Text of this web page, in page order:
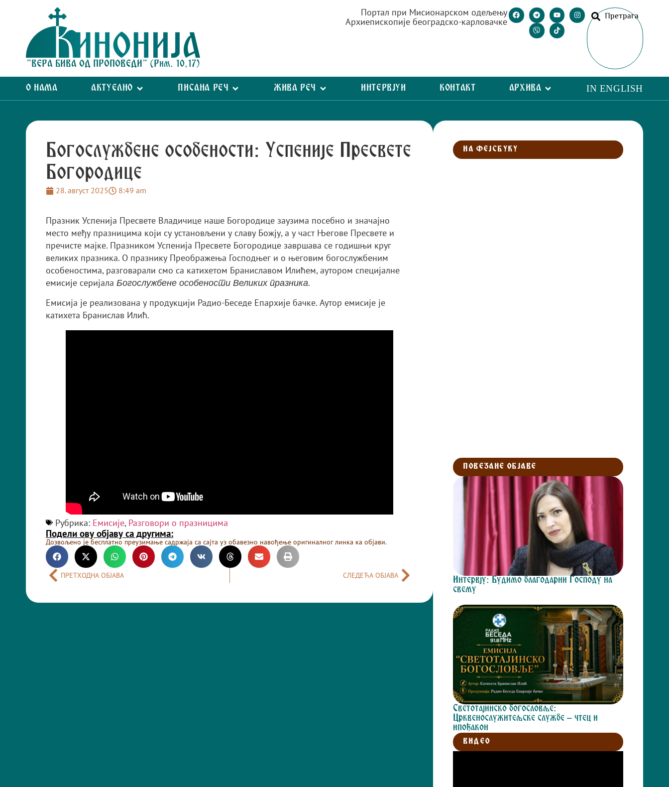
"ВЕРА БИВА ОД ПРОПОВЕДИ" (Рим. 10,17)
Портал при Мисионарском одељењу
Архиепископије београдско-карловачке
Претрага
О НАМА АКТУЕЛНО ПИСАНА РЕЧ ЖИВА РЕЧ ИНТЕРВЈУИ КОНТАКТ АРХИВА IN ENGLISH
Богослужбене особености: Успеније Пресвете
Богородице
28. август 2025 8:49 am
Празник Успенија Пресвете Владичице наше Богородице заузима посебно и значајно
место међу празницима који су установљени у славу Божју, а у част Његове Пресвете и
пречисте мајке. Празником Успенија Пресвете Богородице завршава се годишњи круг
великих празника. О празнику Преображења Господњег и о његовим богослужбеним
особеностима, разговарали смо са катихетом Браниславом Илићем, аутором специјалне
емисије серијала Богослужбене особености Великих празника.
Емисија је реализована у продукцији Радио-Беседе Епархије бачке. Аутор емисије је
катихета Бранислав Илић.
Рубрика: Емисије, Разговори о празницима
Подели ову објаву са другима:
Дозвољено је бесплатно преузимање садржаја са сајта уз обавезно навођење оригиналног линка ка објави.
ПРЕТХОДНА ОБЈАВА СЛЕДЕЋА ОБЈАВА
НА ФЕЈСБУКУ
ПОВЕЗАНЕ ОБЈАВЕ
Интервју: Будимо благодарни Господу на
свему
Светотајинско богословље:
Црквенослужитељске службе – чтец и
ипођакон
ВИДЕО